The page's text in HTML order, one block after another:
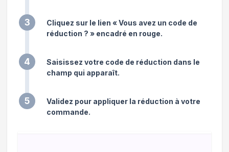
3
Cliquez sur le lien « Vous avez un code de
réduction ? » encadré en rouge.
4
Saisissez votre code de réduction dans le
champ qui apparaît.
5
Validez pour appliquer la réduction à votre
commande.